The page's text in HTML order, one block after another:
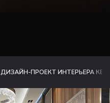
ДИЗАЙН-ПРОЕКТ ИНТЕРЬЕРА